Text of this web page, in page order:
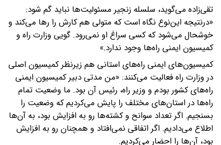
تقی‌زاده می‌گوید، سلسله زنجیر مسئولیت‌ها نباید گم شود:
«درنتیجه این‌نوع نگاه است که متولی هم کارش را رها می‌کند و
خوشحال می‌شود که کسی سراغ او نمی‌رود. گویی وزارت راه و
کمیسیون ایمنی راه‌ها وجود ندارد.»
کمیسیون‌های ایمنی راه‌های استانی هم زیرنظر کمیسیون اصلی
در وزارت راه فعالیت می‌کنند: «من مدتی دبیر کمیسیون ایمنی
راه‌های کشور بودم و وزیر راه، رئیس آن بود. ما وضعیت تمام
راه‌ها در استان‌های مختلف را پایش می‌کردیم که وضعیت را
بسنجیم. اگر تعداد سوانح و کشته‌ها رو به افزایش بود، به آن‌ها
اطلاع می‌دادیم. اگر اتفاقی نمی‌افتاد و همچنان رو به افزایش
بود، آن‌ها را احضار می‌کردیم.